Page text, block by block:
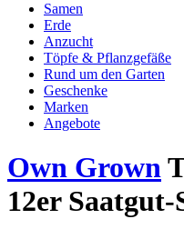
Samen
Erde
Anzucht
Töpfe & Pflanzgefäße
Rund um den Garten
Geschenke
Marken
Angebote
Own Grown
12er Saatgut-